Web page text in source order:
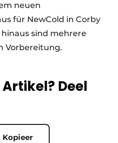
neuen
für NewCold in Corby
sind mehrere
Vorbereitung.
Deel
Kopieer